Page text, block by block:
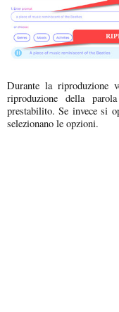
Durante la riproduzione
riproduzione della parola
prestabilito. Se invece si
selezionano le opzioni.